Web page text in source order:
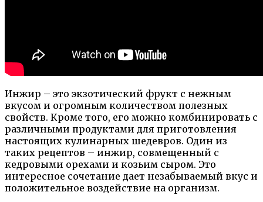
Инжир – это экзотический фрукт с нежным
вкусом и огромным количеством полезных
свойств. Кроме того, его можно комбинировать с
различными продуктами для приготовления
настоящих кулинарных шедевров. Один из
таких рецептов – инжир, совмещенный с
кедровыми орехами и козьим сыром. Это
интересное сочетание дает незабываемый вкус и
положительное воздействие на организм.